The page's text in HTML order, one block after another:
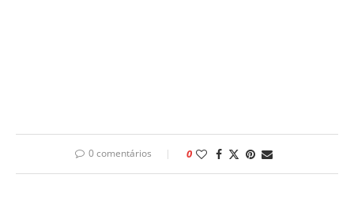
0 comentários 0